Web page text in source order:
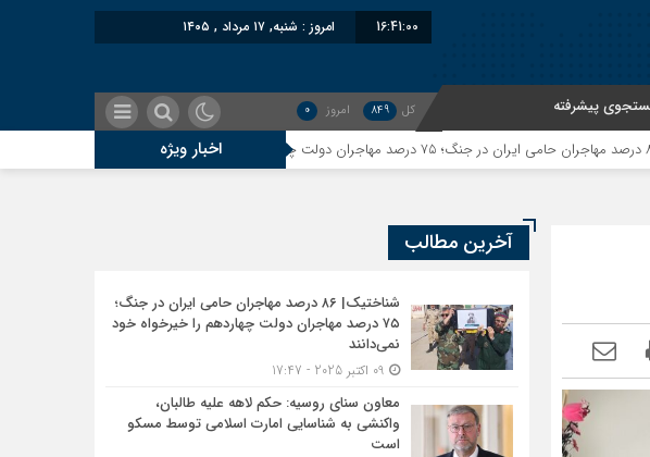
16:41:01 امروز : شنبه, ۱۷ مرداد , ۱۴۰۵
پیشرفته کل 849 امروز 0
اخبار ویژه
آخرین مطالب
شناختیک| ۸۶ درصد مهاجران حامی ایران در جنگ؛
۷۵ درصد مهاجران دولت چهاردهم را خیرخواه خود
نمی‌دانند
معاون سنای روسیه: حکم لاهه علیه طالبان،
واکنشی به شناسایی امارت اسلامی توسط مسکو
است